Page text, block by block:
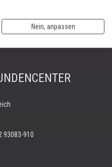
93083-910
Nein, anpassen